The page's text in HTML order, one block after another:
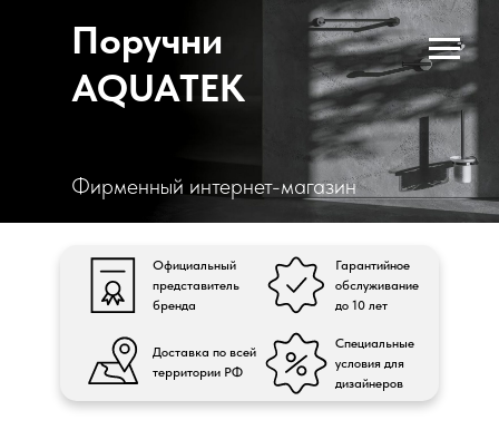
Поручни
AQUATEK
Фирменный интернет-магазин
Официальный
представитель
бренда
Доставка по всей
территории РФ
Гарантийное
обслуживание
до 10 лет
Специальные
условия для
дизайнеров